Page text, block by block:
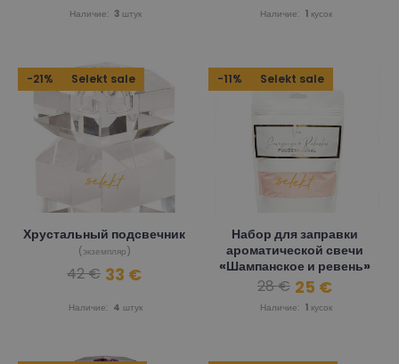
Наличие: 3 штук Наличие: 1 кусок
-21% Selekt sale
Хрустальный подсвечник
(экземпляр)
Наличие: 4 штук
42 € 33 €
-11% Selekt sale
Набор для заправки
ароматической свечи
«Шампанское и ревень»
(Vivin) 1000 г
Наличие:
1 кусок
28 € 25 €